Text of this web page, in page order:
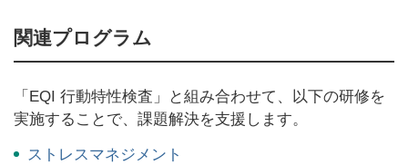
関連プログラム
「EQI 行動特性検査」と組み合わせて、以下の研修を
実施することで、課題解決を支援します。
ストレスマネジメント